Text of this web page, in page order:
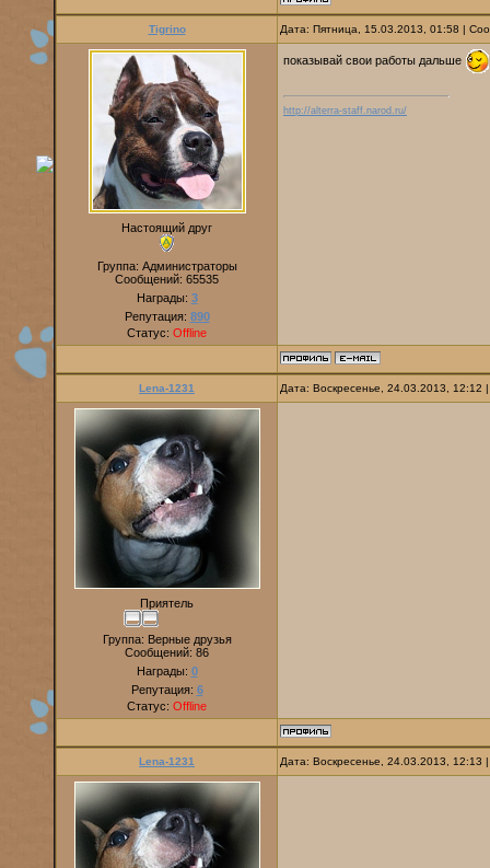
Tigrino Дата: Пятница, 15.03.2013, 01:58 |
Настоящий друг
Группа: Администраторы
Сообщений: 65535
Награды: 3
Репутация: 890
Статус: Offline
показывай свои работы дальше
http://alterra-staff.narod.ru/
Lena-1231 Дата: Воскресенье, 24.03.2013,
Приятель
Группа: Верные друзья
Сообщений: 86
Награды: 0
Репутация: 6
Статус: Offline
Lena-1231 Дата: Воскресенье, 24.03.2013,